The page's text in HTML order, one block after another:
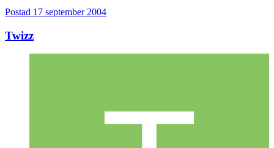
Postad 17 september 2004
Twizz